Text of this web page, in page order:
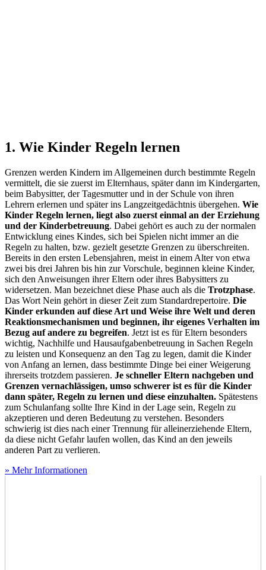
1. Wie Kinder Regeln lernen
Grenzen werden Kindern im Allgemeinen durch bestimmte Regeln
vermittelt, die sie zuerst im Elternhaus, später dann im Kindergarten,
beim Babysitter, der Tagesmutter und in der Schule von ihren
Lehrern erlernen und später ins Langzeitgedächtnis übergehen. Wie
Kinder Regeln lernen, liegt also zuerst einmal an der Erziehung
und der Kinderbetreuung. Dabei gehört es auch zu der normalen
Entwicklung eines Kindes, sich bei Spielen nicht immer an die
Regeln zu halten, bzw. gezielt gesetzte Grenzen zu überschreiten.
Bereits in den ersten Lebensjahren, meist in einem Alter von etwa
zwei bis drei Jahren bis hin zur Vorschule, beginnen kleine Kinder,
sich den Anweisungen ihrer Eltern oder ihres Babysitters zu
widersetzen. Man bezeichnet diese Phase auch als die Trotzphase.
Das Wort Nein gehört in dieser Zeit zum Standardrepertoire. Die
Kinder erkunden auf diese Art und Weise ihre Welt und deren
Reaktionsmechanismen und beginnen, ihr eigenes Verhalten im
Bezug auf andere zu begreifen. Jetzt ist es für Eltern besonders
wichtig, Nachhilfe und Hausaufgabenbetreuung in Sachen Regeln
zu leisten und Konsequenz an den Tag zu legen, damit die Kinder
von Anfang an lernen, dass bestimmte Dinge bei einer Weigerung
ihrerseits trotzdem passieren. Je schneller Eltern nachgeben und
Grenzen vernachlässigen, umso schwerer ist es für die Kinder
dann später, Regeln zu lernen und diese einzuhalten. Spätestens
zum Schulanfang sollte Ihre Kind in der Lage sein, Regeln zu
akzeptieren und deren Bedeutung zu verstehen. Besonders
schwierig ist dies nach einer Trennung für alleinerziehende Eltern,
da diese nicht Gefahr laufen wollen, das Kind an den jeweils
anderen Part zu verlieren.
» Mehr Informationen